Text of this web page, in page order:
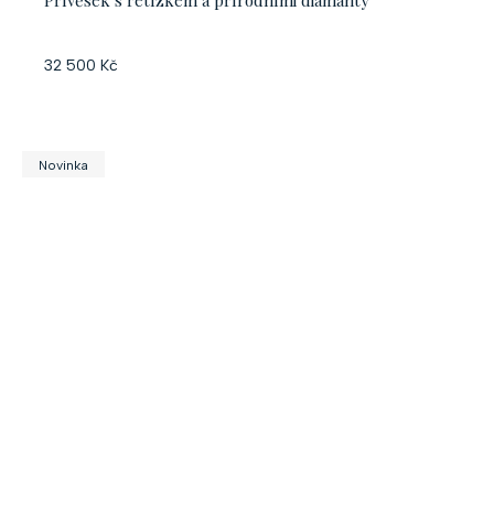
32 500 Kč
Novinka